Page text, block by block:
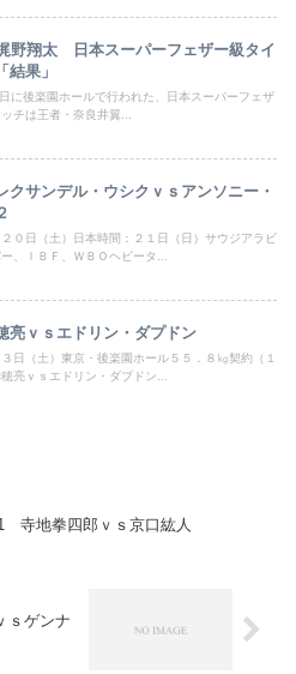
野翔太 日本スーパーフェザー級タイ
結果」
に後楽園ホールで行われた、日本スーパーフェザ
チは王者・奈良井翼...
クサンデル・ウシクｖｓアンソニー・
２０日（土）日本時間：２１日（日）サウジアラビ
、ＩＢＦ、ＷＢＯヘビータ...
亮ｖｓエドリン・ダプドン
日（土）東京・後楽園ホール５５．８㎏契約（１
亮ｖｓエドリン・ダプドン...
寺地拳四郎ｖｓ京口紘人
ｓゲンナ